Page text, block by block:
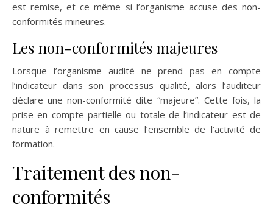
est remise, et ce même si l’organisme accuse des non-
conformités mineures.
Les non-conformités majeures
Lorsque l’organisme audité ne prend pas en compte
l’indicateur dans son processus qualité, alors l’auditeur
déclare une non-conformité dite “majeure”. Cette fois, la
prise en compte partielle ou totale de l’indicateur est de
nature à remettre en cause l’ensemble de l’activité de
formation.
Traitement des non-
conformités